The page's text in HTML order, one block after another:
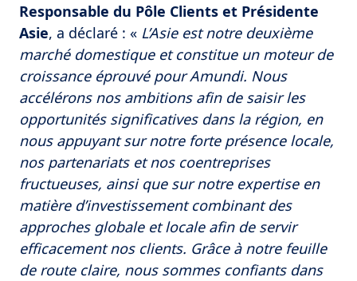
Responsable du Pôle Clients et Présidente
Asie, a déclaré : « L’Asie est notre deuxième
marché domestique et constitue un moteur de
croissance éprouvé pour Amundi. Nous
accélérons nos ambitions afin de saisir les
opportunités significatives dans la région, en
nous appuyant sur notre forte présence locale,
nos partenariats et nos coentreprises
fructueuses, ainsi que sur notre expertise en
matière d’investissement combinant des
approches globale et locale afin de servir
efficacement nos clients. Grâce à notre feuille
de route claire, nous sommes confiants dans